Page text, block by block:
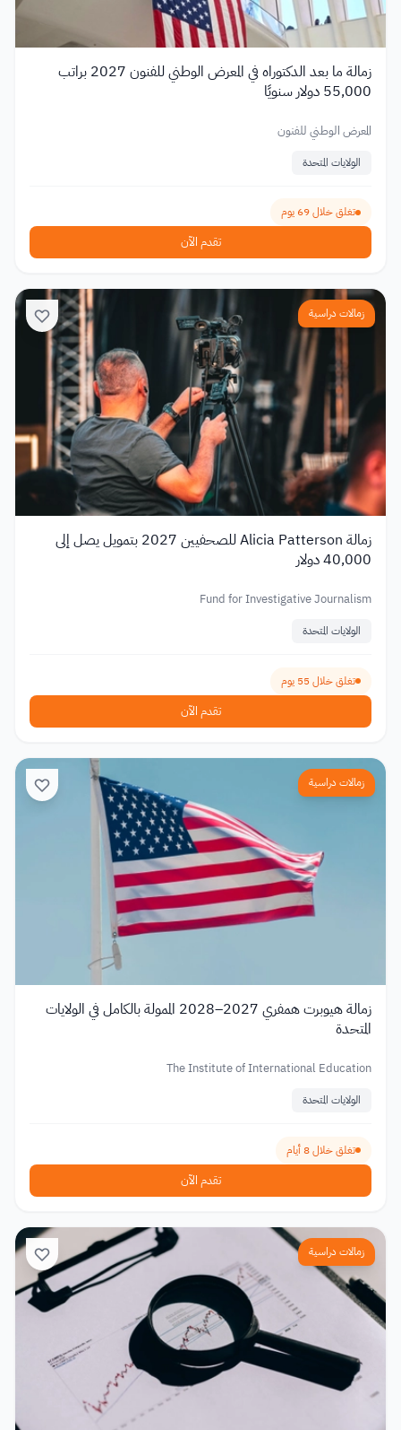
زمالة ما بعد الدكتوراه في المعرض الوطني للفنون 2027 براتب
55,000 دولار سنويًا
المعرض الوطني للفنون
الولايات المتحدة
تغلق خلال 69 يوم
تقدم الآن
زمالات دراسية
زمالة Alicia Patterson للصحفيين 2027 بتمويل يصل إلى
40,000 دولار
Fund for Investigative Journalism
الولايات المتحدة
تغلق خلال 55 يوم
تقدم الآن
زمالات دراسية
زمالة هيوبرت همفري 2027–2028 الممولة بالكامل في الولايات
المتحدة
The Institute of International Education
الولايات المتحدة
تغلق خلال 8 أيام
تقدم الآن
زمالات دراسية